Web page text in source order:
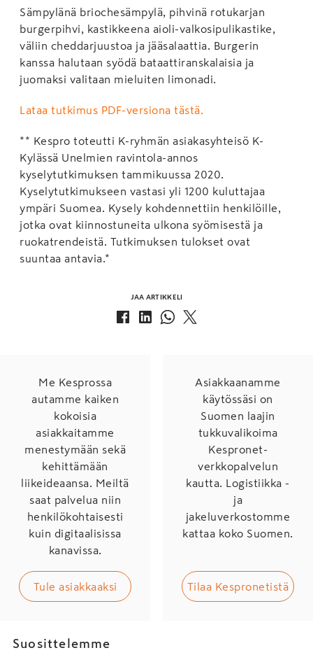
Sämpylänä briochesämpylä, pihvinä rotukarjan
burgerpihvi, kastikkeena aioli-valkosipulikastike,
väliin cheddarjuustoa ja jääsalaattia. Burgerin
kanssa halutaan syödä bataattiranskalaisia ja
juomaksi valitaan mieluiten limonadi.
Lataa tutkimus PDF-versiona tästä.
** Kespro toteutti K-ryhmän asiakasyhteisö K-
Kylässä Unelmien ravintola-annos
kyselytutkimuksen tammikuussa 2020.
Kyselytutkimukseen vastasi yli 1200 kuluttajaa
ympäri Suomea. Kysely kohdennettiin henkilöille,
jotka ovat kiinnostuneita ulkona syömisestä ja
ruokatrendeistä. Tutkimuksen tulokset ovat
suuntaa antavia.*
JAA ARTIKKELI
Me Kesprossa
autamme kaiken
kokoisia
asiakkaitamme
menestymään sekä
kehittämään
liikeideaansa. Meiltä
saat palvelua niin
henkilökohtaisesti
kuin digitaalisissa
kanavissa.
Tule asiakkaaksi
Asiakkaanamme
käytössäsi on
Suomen laajin
tukkuvalikoima
Kespronet-
verkkopalvelun
kautta. Logistiikka -
ja
jakeluverkostomme
kattaa koko Suomen.
Tilaa Kespronetistä
Suosittelemme